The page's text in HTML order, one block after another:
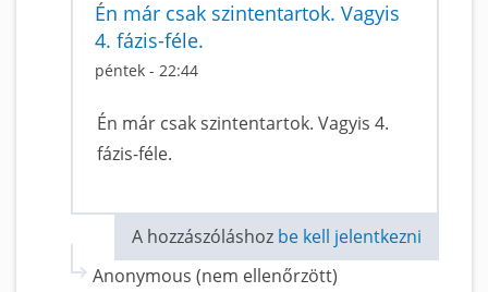
Én már csak szintentartok. Vagyis
4. fázis-féle.
péntek - 22:44
Én már csak szintentartok. Vagyis 4.
fázis-féle.
A hozzászóláshoz be kell jelentkezni
Anonymous (nem ellenőrzött)